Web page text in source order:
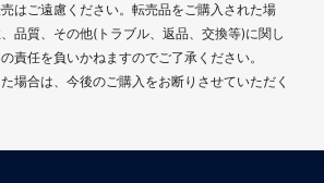
はご遠慮ください。転売品をご購入された場
品質、その他(トラブル、返品、交換等)に関し
責任を負いかねますのでご了承ください。
場合は、今後のご購入をお断りさせていただく